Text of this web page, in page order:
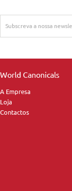
World Canonicals
A Empresa
Loja
Contactos